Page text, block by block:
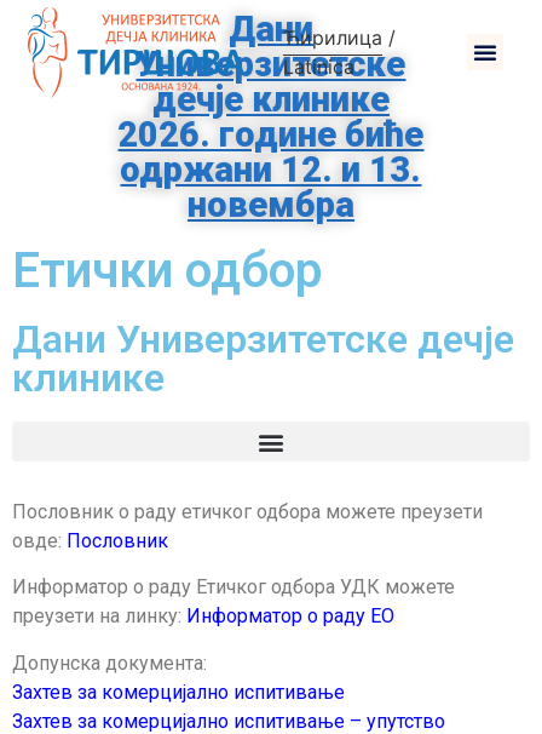
Ћирилица /
Latinica
Дани
Универзитетске
дечје клинике
2026. године биће
одржани 12. и 13.
новембра
Етички одбор
Дани Универзитетске дечје
клинике
Пословник о раду етичког одбора можете преузети
овде: Пословник
Информатор о раду Етичког одбора УДК можете
преузети на линку: Информатор о раду ЕО
Допунска документа:
Захтев за комерцијално испитивање
Захтев за комерцијално испитивање – упутство